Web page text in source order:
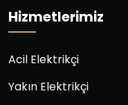
Hizmetlerimiz
Acil Elektrikçi
Yakın Elektrikçi